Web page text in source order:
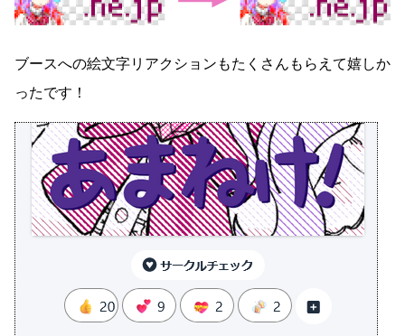
ブースへの絵文字リアクションもたくさんもらえて嬉しか
ったです！